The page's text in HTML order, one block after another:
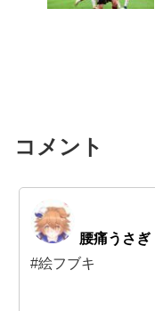
コメント
腰痛うさぎ
#絵フブキ